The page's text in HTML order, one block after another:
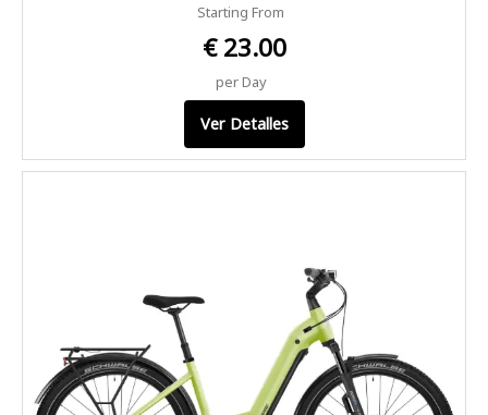
Starting From
€ 23.00
per Day
Ver Detalles